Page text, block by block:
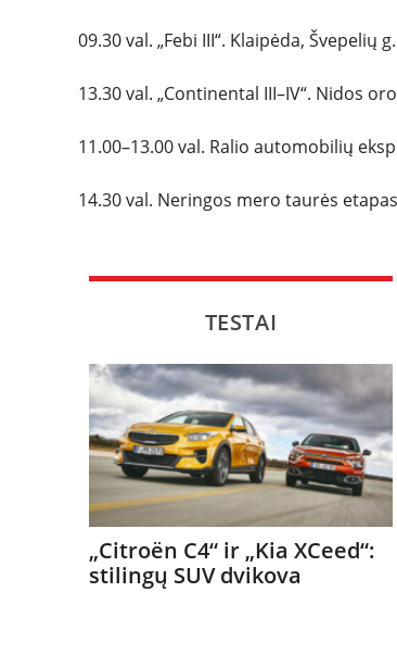
09.30 val. „Febi III“. Klaipėda, Švepelių g.
13.30 val. „Continental III–IV“. Nidos
11.00–13.00 val. Ralio automobilių
14.30 val. Neringos mero taurės
TESTAI
„Citroën C4“ ir „Kia XCeed“:
stilingų SUV dvikova